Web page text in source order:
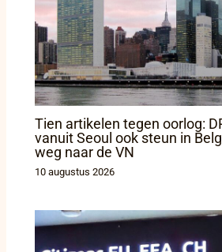
Tien artikelen tegen oorlog:
vanuit Seoul ook steun in
weg naar de VN
10 augustus 2026